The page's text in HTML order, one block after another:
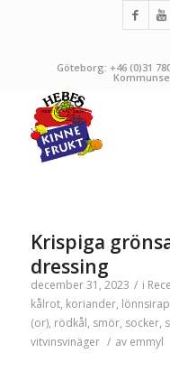
Göteborg: +46 (0)31
Krispiga
dressing
december 31, 2023 / i
kålrot, koriander, lönnsirap
(or), rödkål, smör, socker,
vitvinsvinäger / av emmyl